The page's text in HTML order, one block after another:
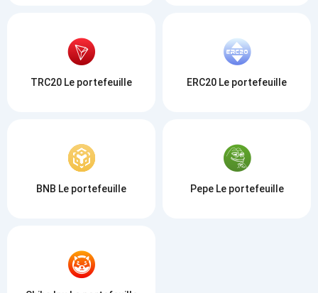
TRC20 Le portefeuille ERC20 Le portefeuille
BNB Le portefeuille Pepe Le portefeuille